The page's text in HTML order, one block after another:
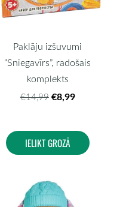
Paklāju izšuvumi
“Sniegavīrs”, radošais
komplekts
€14,99 €8,99
IELIKT GROZĀ